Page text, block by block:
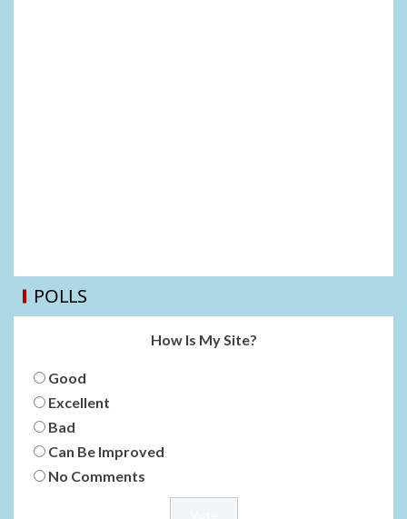
POLLS
How Is My Site?
Good
Excellent
Bad
Can Be Improved
No Comments